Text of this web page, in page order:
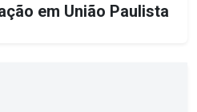
em União Paulista